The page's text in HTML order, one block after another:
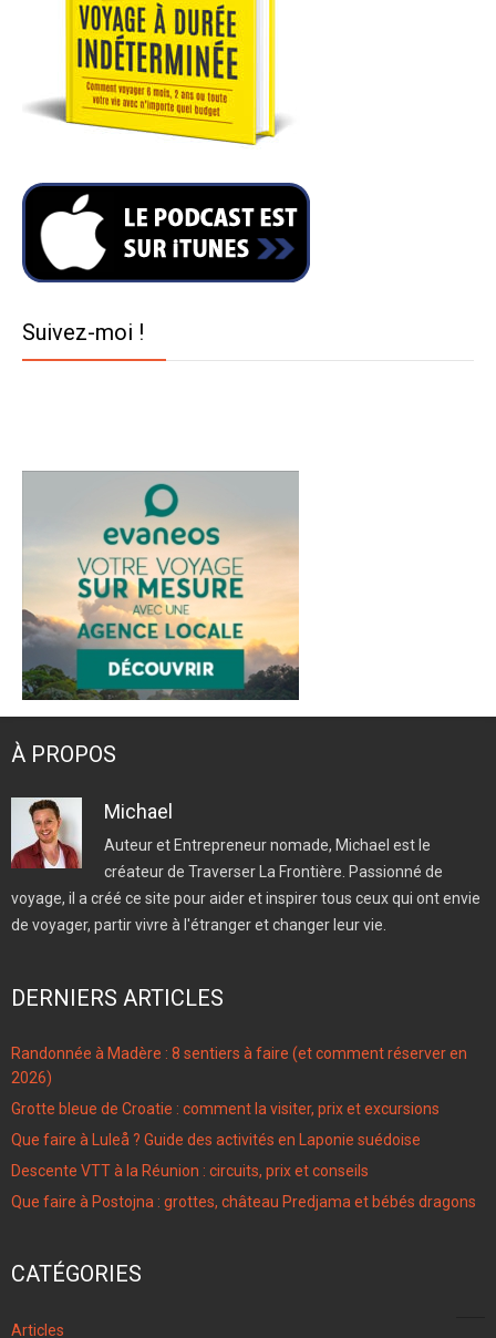
Suivez-moi !
À PROPOS
Michael
Auteur et Entrepreneur nomade, Michael est le
créateur de Traverser La Frontière. Passionné de
voyage, il a créé ce site pour aider et inspirer tous ceux qui ont envie
de voyager, partir vivre à l'étranger et changer leur vie.
DERNIERS ARTICLES
Randonnée à Madère : 8 sentiers à faire (et comment réserver en
2026)
Grotte bleue de Croatie : comment la visiter, prix et excursions
Que faire à Luleå ? Guide des activités en Laponie suédoise
Descente VTT à la Réunion : circuits, prix et conseils
Que faire à Postojna : grottes, château Predjama et bébés dragons
CATÉGORIES
Articles